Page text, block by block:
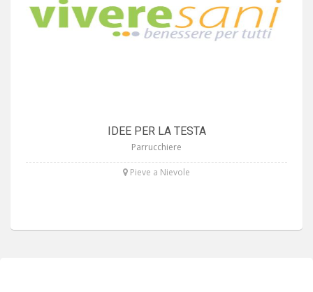
IDEE PER LA TESTA
Parrucchiere
Pieve a Nievole